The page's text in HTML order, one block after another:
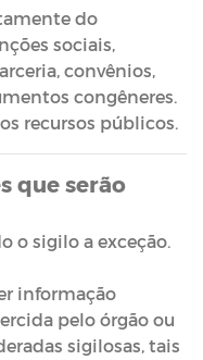
do
sociais,
convênios,
congêneres.
recursos públicos.
que serão
o sigilo a exceção.
informação
pelo órgão ou
sigilosas, tais